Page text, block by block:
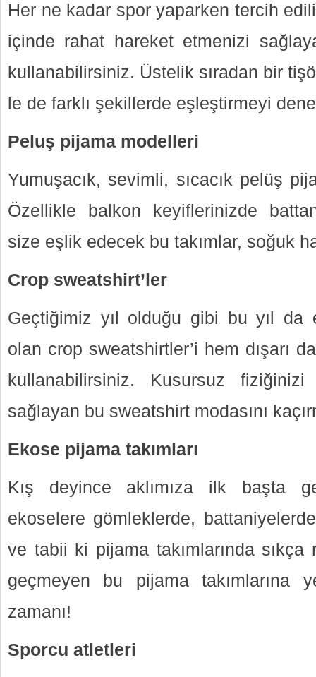
Her ne kadar spor yaparken tercih
içinde rahat hareket etmenizi
kullanabilirsiniz. Üstelik sıradan bir
le de farklı şekillerde eşleştirmeyi
Peluş pijama modelleri
Yumuşacık, sevimli, sıcacık pelüş
Özellikle balkon keyiflerinizde
size eşlik edecek bu takımlar, soğuk
Crop sweatshirt’ler
Geçtiğimiz yıl olduğu gibi bu yıl da
olan crop sweatshirtler’i hem dışarı
kullanabilirsiniz. Kusursuz fiziğinizi
sağlayan bu sweatshirt modasını
Ekose pijama takımları
Kış deyince aklımıza ilk başta
ekoselere gömleklerde,
ve tabii ki pijama takımlarında sıkça
geçmeyen bu pijama takımlarına
zamanı!
Sporcu atletleri